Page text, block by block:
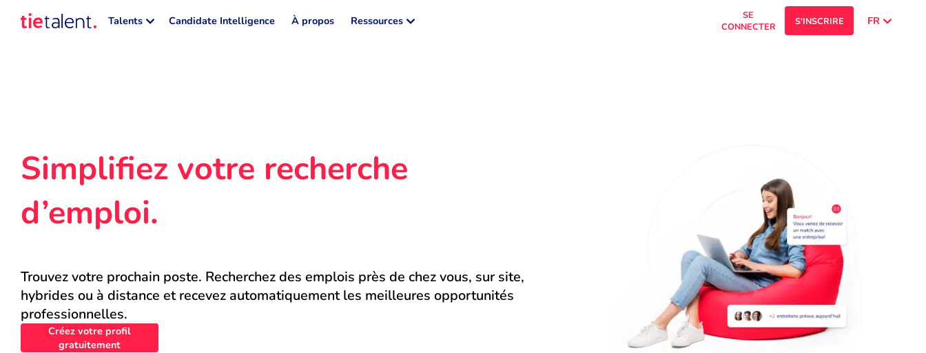
Talents Candidate Intelligence À propos Ressources
SE
CONNECTER
S'INSCRIRE FR
Simplifiez votre recherche
d’emploi.
Trouvez votre prochain poste. Recherchez des emplois près de chez vous, sur site,
hybrides ou à distance et recevez automatiquement les meilleures opportunités
professionnelles.
Créez votre profil
gratuitement